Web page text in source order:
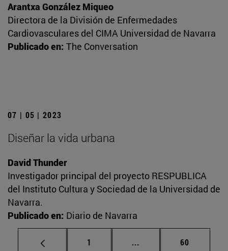
Arantxa González Miqueo
Directora de la División de Enfermedades
Cardiovasculares del CIMA Universidad de Navarra
Publicado en: The Conversation
07 | 05 | 2023
Diseñar la vida urbana
David Thunder
Investigador principal del proyecto RESPUBLICA
del Instituto Cultura y Sociedad de la Universidad de
Navarra.
Publicado en: Diario de Navarra
Página
1 ... Páginas intermedias
Página
60